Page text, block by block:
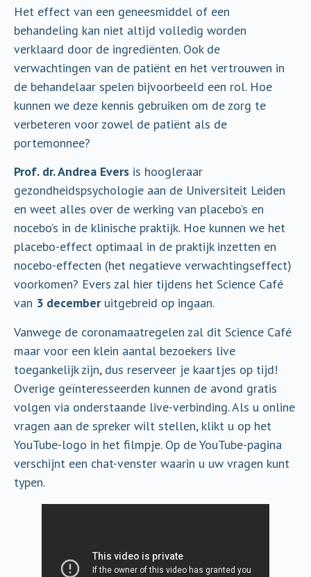
Het effect van een geneesmiddel of een
behandeling kan niet altijd volledig worden
verklaard door de ingrediënten. Ook de
verwachtingen van de patiënt en het vertrouwen in
de behandelaar spelen bijvoorbeeld een rol. Hoe
kunnen we deze kennis gebruiken om de zorg te
verbeteren voor zowel de patiënt als de
portemonnee?
Prof. dr. Andrea Evers is hoogleraar
gezondheidspsychologie aan de Universiteit Leiden
en weet alles over de werking van placebo’s en
nocebo’s in de klinische praktijk. Hoe kunnen we het
placebo-effect optimaal in de praktijk inzetten en
nocebo-effecten (het negatieve verwachtingseffect)
voorkomen? Evers zal hier tijdens het Science Café
van 3 decemberuitgebreid op ingaan.
Vanwege de coronamaatregelen zal dit Science Café
maar voor een klein aantal bezoekers live
toegankelijk zijn, dus reserveer je kaartjes op tijd!
Overige geïnteresseerden kunnen de avond gratis
volgen via onderstaande live-verbinding. Als u online
vragen aan de spreker wilt stellen, klikt u op het
YouTube-logo in het filmpje. Op de YouTube-pagina
verschijnt een chat-venster waarin u uw vragen kunt
typen.